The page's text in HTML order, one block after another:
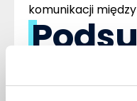
komunikacji między